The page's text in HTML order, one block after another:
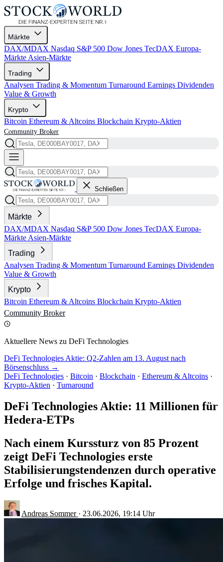
Märkte
DAX/MDAX Nasdaq S&P 500 Dow Jones TecDAX Europa-
Märkte Asien-Märkte
Trading
Analysen Trading & Momentum Turnaround Earnings Dividenden
Value & Growth
Krypto
Bitcoin Ethereum & Altcoins Blockchain Krypto-Aktien
Community Broker
Schließen
Märkte
DAX/MDAX Nasdaq S&P 500 Dow Jones TecDAX Europa-
Märkte Asien-Märkte
Trading
Analysen Trading & Momentum Turnaround Earnings Dividenden
Value & Growth
Krypto
Bitcoin Ethereum & Altcoins Blockchain Krypto-Aktien
Community Broker
Aktuellere News zu DeFi Technologies
DeFi Technologies Aktie: Q2-Zahlen am 13. August nach
Börsenschluss →
DeFi Technologies · Bitcoin · Blockchain · Ethereum & Altcoins ·
Krypto-Aktien · Turnaround
DeFi Technologies Aktie: 11 Millionen für
Hedera-ETPs
Nach einem Kurssturz von 85 Prozent
zeigt DeFi Technologies erste
Stabilisierungstendenzen durch operative
Erfolge und frisches Kapital.
Andreas Sommer · 23.06.2026, 19:14 Uhr